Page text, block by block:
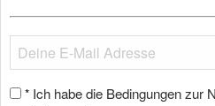
* Ich habe die Bedingungen zur